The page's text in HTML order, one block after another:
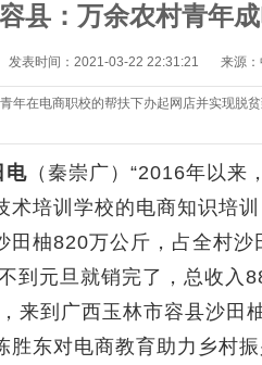
县：万余农村青年
发表时间：2021-03-22 22:31:21 来源
年在电商职校的帮扶下办起网店并实现脱
电 （秦崇广）“2016年以
术培训学校的电商知识培
田柚820万公斤，占全村
到元旦就销完了，总收入
来到广西玉林市容县沙
东对电商教育助力乡村振